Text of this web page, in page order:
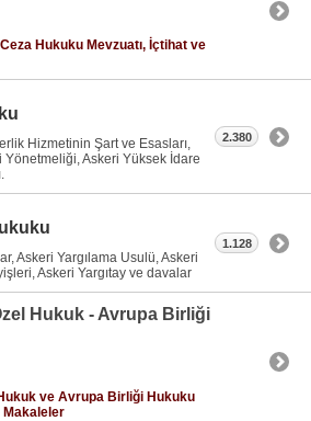
Hukuku Mevzuatı, İçtihat ve
Hizmetinin Şart ve Esasları,
Yönetmeliği, Askeri Yüksek İdare
2.380
Askeri Yargılama Usulü, Askeri
Askeri Yargıtay ve davalar
1.128
Hukuk - Avrupa Birliği
ve Avrupa Birliği Hukuku
Makaleler